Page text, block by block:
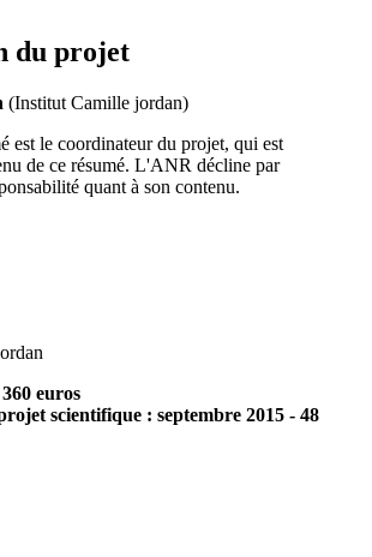
du projet
(Institut Camille jordan)
est le coordinateur du projet, qui est
de ce résumé. L'ANR décline par
quant à son contenu.
euros
scientifique : septembre 2015 - 48